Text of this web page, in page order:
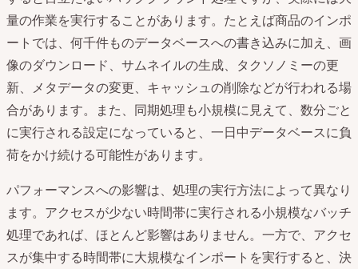
量の作業を実行することがあります。たとえば商品のインポ
ートでは、何千件ものデータベースへの書き込みに加え、画
像のダウンロード、サムネイルの生成、タクソノミーの更
新、メタデータの変更、キャッシュの削除などが行われる場
合があります。また、同期処理も小規模に見えて、数分ごと
に実行される設定になっていると、一日中データベースに負
荷をかけ続ける可能性があります。
パフォーマンスへの影響は、処理の実行方法によって異なり
ます。アクセスが少ない時間帯に実行される小規模なバッチ
処理であれば、ほとんど影響はありません。一方で、アクセ
スが集中する時間帯に大規模なインポートを実行すると、決